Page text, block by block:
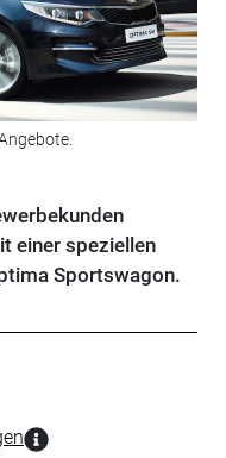
einer speziellen
Sportswagon.